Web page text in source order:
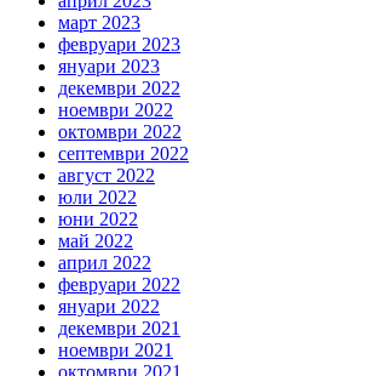
март 2023
февруари 2023
януари 2023
декември 2022
ноември 2022
октомври 2022
септември 2022
август 2022
юли 2022
юни 2022
май 2022
април 2022
февруари 2022
януари 2022
декември 2021
ноември 2021